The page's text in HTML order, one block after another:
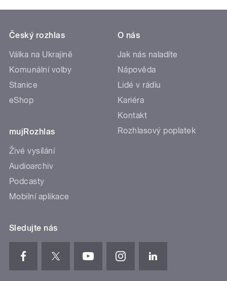
Český rozhlas
Válka na Ukrajině
Komunální volby
Stanice
eShop
mujRozhlas
Živé vysílání
Audioarchiv
Podcasty
Mobilní aplikace
O nás
Jak nás naladíte
Nápověda
Lidé v rádiu
Kariéra
Kontakt
Rozhlasový poplatek
Sledujte nás